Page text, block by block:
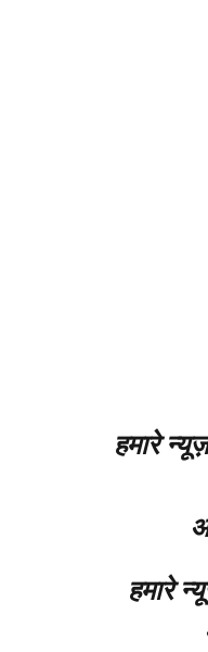
हमारे
हमारे